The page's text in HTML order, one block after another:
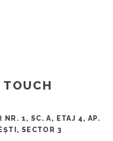
NR. 1, SC. A, ETAJ 4, AP.
SECTOR 3